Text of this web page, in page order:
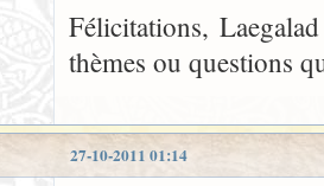
Félicitations,
thèmes ou questions
27-10-2011 01:14